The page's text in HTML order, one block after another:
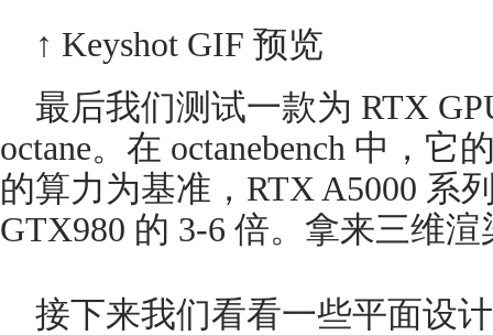
↑ Keyshot GIF 预览
最后我们测试一款为 RTX
octane。在 octanebench 中，它
的算力为基准，RTX A5000 系
GTX980 的 3-6 倍。拿来三维
接下来我们看看一些平面设